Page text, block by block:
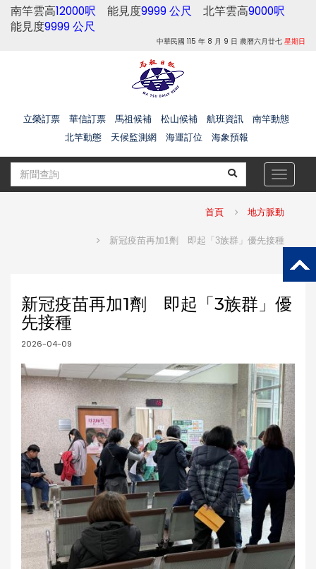
南竿雲高12000呎 能見度9999 公尺 北竿雲高9000呎
能見度9999 公尺
中華民國 115 年 8 月 9 日 農曆六月廿七 星期日
立榮訂票 華信訂票 馬祖候補 松山候補 航班資訊
南竿動態
北竿動態
天候監測網 海運訂位 海象預報
Toggle
首頁 地方脈動
新冠疫苗再加1劑 即起「3族群」優先接種
新冠疫苗再加1劑 即起「3族群」優
先接種
2026-04-09